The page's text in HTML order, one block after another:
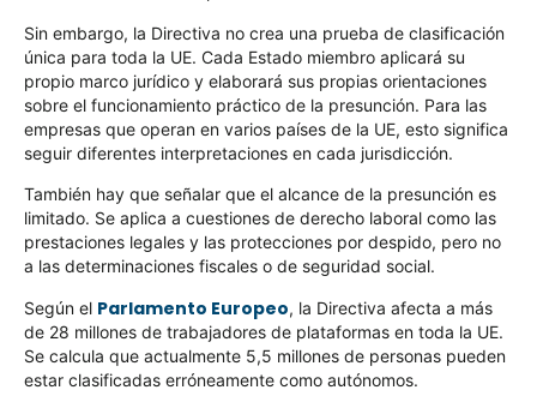
Sin embargo, la Directiva no crea una prueba de clasificación
única para toda la UE. Cada Estado miembro aplicará su
propio marco jurídico y elaborará sus propias orientaciones
sobre el funcionamiento práctico de la presunción. Para las
empresas que operan en varios países de la UE, esto significa
seguir diferentes interpretaciones en cada jurisdicción.
También hay que señalar que el alcance de la presunción es
limitado. Se aplica a cuestiones de derecho laboral como las
prestaciones legales y las protecciones por despido, pero no
a las determinaciones fiscales o de seguridad social.
Según el Parlamento Europeo, la Directiva afecta a más
de 28 millones de trabajadores de plataformas en toda la UE.
Se calcula que actualmente 5,5 millones de personas pueden
estar clasificadas erróneamente como autónomos.